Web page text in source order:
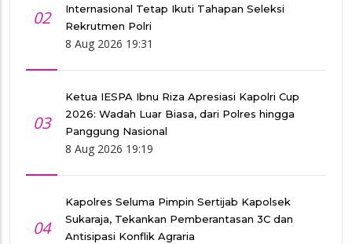
02
Internasional Tetap Ikuti Tahapan Seleksi
Rekrutmen Polri
8 Aug 2026 19:31
03
Ketua IESPA Ibnu Riza Apresiasi Kapolri Cup
2026: Wadah Luar Biasa, dari Polres hingga
Panggung Nasional
8 Aug 2026 19:19
04
Kapolres Seluma Pimpin Sertijab Kapolsek
Sukaraja, Tekankan Pemberantasan 3C dan
Antisipasi Konflik Agraria